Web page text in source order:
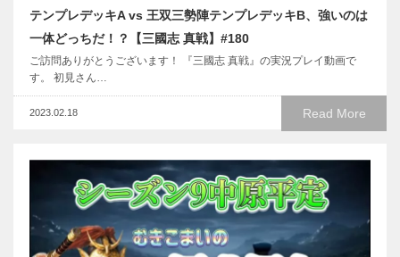
テンプレデッキA vs 王双三勢陣テンプレデッキB、強いのは
一体どっちだ！？【三國志 真戦】#180
ご訪問ありがとうございます！ 『三國志 真戦』の実況プレイ動画で
す。 初見さん…
Read More
2023.02.18